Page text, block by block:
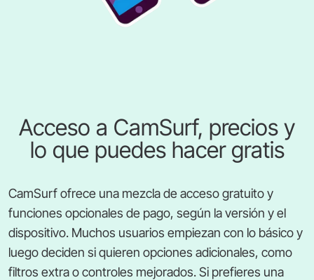
Acceso a CamSurf, precios y
lo que puedes hacer gratis
CamSurf ofrece una mezcla de acceso gratuito y
funciones opcionales de pago, según la versión y el
dispositivo. Muchos usuarios empiezan con lo básico y
luego deciden si quieren opciones adicionales, como
filtros extra o controles mejorados. Si prefieres una